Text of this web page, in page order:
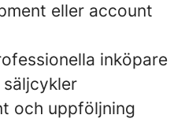
eller account
inköpare
och uppföljning